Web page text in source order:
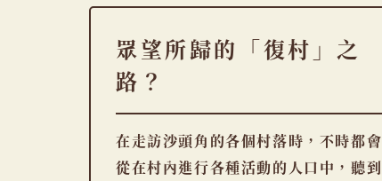
眾望所歸的「復村」之
路？
在走訪沙頭角的各個村落時，不時都會
從在村內進行各種活動的人口中，聽到